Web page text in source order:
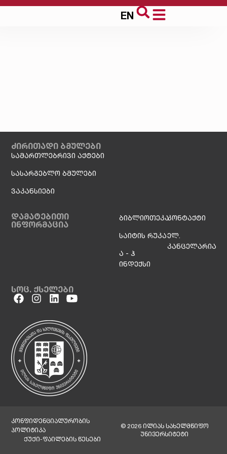
EN
ძირითადი ბმულები
სამართლებრივი აქტები
სასარგებლო ბმულები
ვაკანსიები
დამატებითი
ინფორმაცია
ბიბლიოთეკა
საიტის რუკა
ა - ჰ
ინდექსი
კონტაქტი
ელ.
კანცელარია
სოც. ქსელები
კონფიდენციალურობის
პოლიტიკა
ქუქი-ფაილების წესები
© 2026 ილიას სახელმწიფო
უნივერსიტეტი